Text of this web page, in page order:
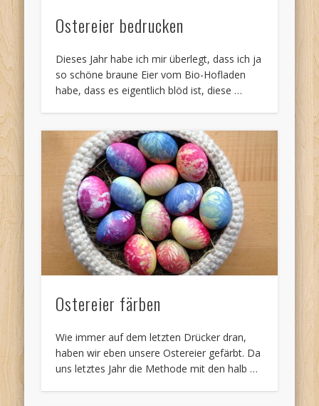
Ostereier bedrucken
Dieses Jahr habe ich mir überlegt, dass ich ja
so schöne braune Eier vom Bio-Hofladen
habe, dass es eigentlich blöd ist, diese …
Ostereier färben
Wie immer auf dem letzten Drücker dran,
haben wir eben unsere Ostereier gefärbt. Da
uns letztes Jahr die Methode mit den halb …